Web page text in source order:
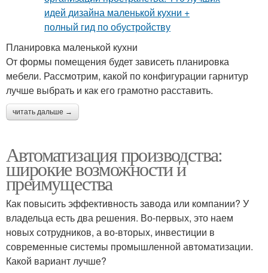
Планировка маленькой кухни
От формы помещения будет зависеть планировка
мебели. Рассмотрим, какой по конфигурации гарнитур
лучше выбрать и как его грамотно расставить.
читать дальше →
Автоматизация производства:
широкие возможности и
преимущества
Как повысить эффективность завода или компании? У
владельца есть два решения. Во-первых, это наем
новых сотрудников, а во-вторых, инвестиции в
современные системы промышленной автоматизации.
Какой вариант лучше?